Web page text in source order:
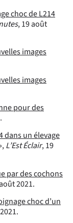
choc de L214
, 19 août
images
images
pour des
dans un élevage
L’Est Éclair, 19
par des cochons
2021.
choc d’un